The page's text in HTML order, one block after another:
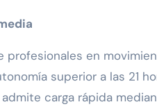
profesionales en
superior a las 21
carga rápida